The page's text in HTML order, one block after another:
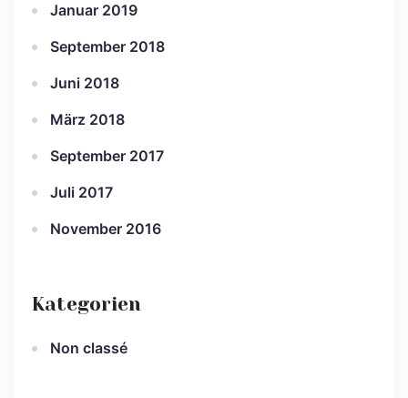
Januar 2019
September 2018
Juni 2018
März 2018
September 2017
Juli 2017
November 2016
Kategorien
Non classé